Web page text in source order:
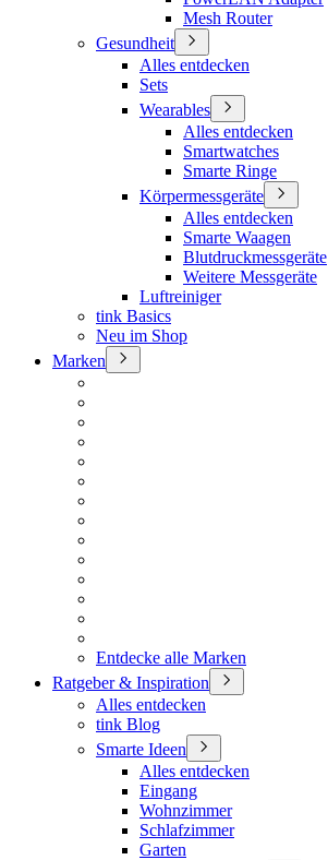
Mesh Router
Gesundheit
Alles entdecken
Sets
Wearables
Alles entdecken
Smartwatches
Smarte Ringe
Körpermessgeräte
Alles entdecken
Smarte Waagen
Blutdruckmessgeräte
Weitere Messgeräte
Luftreiniger
tink Basics
Neu im Shop
Marken
Entdecke alle Marken
Ratgeber & Inspiration
Alles entdecken
tink Blog
Smarte Ideen
Alles entdecken
Eingang
Wohnzimmer
Schlafzimmer
Garten